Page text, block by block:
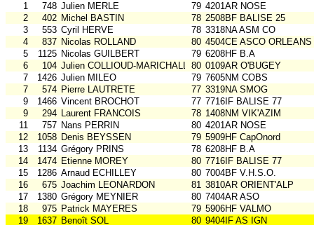
1
748 Julien MERLE 79 4201AR NOSE
2
402 Michel BASTIN 78 2508BF BALISE 25
3
553 Cyril HERVE 78 3318NA ASM CO
4
837 Nicolas ROLLAND 80 4504CE ASCO ORLEANS
5
1125 Nicolas GUILBERT 79 6208HF B.A
6
104 Julien COLLIOUD-MARICHALLOT
80 0109AR O'BUGEY
7
1426 Julien MILEO 79 7605NM COBS
7
574 Pierre LAUTRETE 77 3319NA SMOG
9
1466 Vincent BROCHOT 77 7716IF BALISE 77
9
294 Laurent FRANCOIS 78 1408NM VIK'AZIM
11
757 Nans PERRIN 80 4201AR NOSE
12
1058 Denis BEYSSEN 79 5909HF CapOnord
13
1134 Grégory PRINS 78 6208HF B.A
14
1474 Etienne MOREY 80 7716IF BALISE 77
15
1286 Arnaud ECHILLEY 80 7004BF V.H.S.O.
16
675 Joachim LEONARDON 81 3810AR ORIENT'ALP
17
1380 Grégory MEYNIER 80 7404AR ASO
18
975 Patrick MAYERES 79 5906HF VALMO
19
1637 Benoît SOL 80 9404IF AS IGN